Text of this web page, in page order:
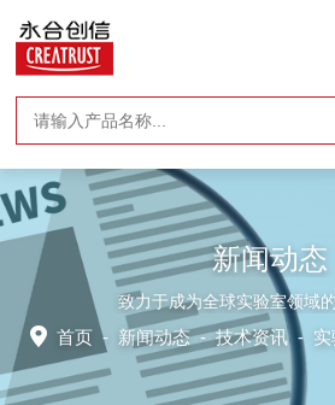
新闻动态
致力于成为全球实验室领域
首页 - 新闻动态-技术资讯 - 实验